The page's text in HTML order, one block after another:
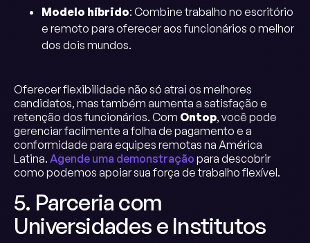
Modelo híbrido: Combine trabalho no escritório
e remoto para oferecer aos funcionários o melhor
dos dois mundos.
Oferecer flexibilidade não só atrai os melhores
candidatos, mas também aumenta a satisfação e
retenção dos funcionários. Com Ontop, você pode
gerenciar facilmente a folha de pagamento e a
conformidade para equipes remotas na América
Latina. Agende uma demonstração para descobrir
como podemos apoiar sua força de trabalho flexível.
5. Parceria com
Universidades e Institutos